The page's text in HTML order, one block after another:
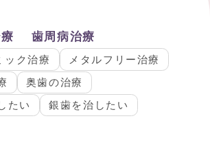
歯周病治療
ック治療
メタルフリー治療
奥歯の治療
たい
銀歯を治したい